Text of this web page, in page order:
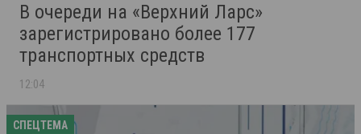
В очереди на «Верхний Ларс»
зарегистрировано более 177
транспортных средств
12:04
СПЕЦТЕМА